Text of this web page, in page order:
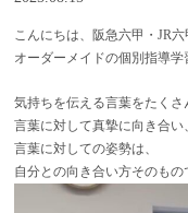
こんにちは、阪急六甲・JR六
オーダーメイドの個別指導学
気持ちを伝える言葉をたくさ
言葉に対して真摯に向き合い
言葉に対しての姿勢は、
自分との向き合い方そのもの